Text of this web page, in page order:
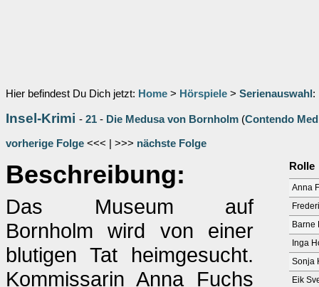
Hier befindest Du Dich jetzt: Home > Hörspiele > Serienauswahl :
Insel-Krimi - 21 - Die Medusa von Bornholm (Contendo
vorherige Folge <<< | >>> nächste Folge
Beschreibung:
Das Museum auf
Bornholm wird von einer
blutigen Tat heimgesucht.
Kommissarin Anna Fuchs
Rolle
Anna
Barne
Inga
Sonja
Eik